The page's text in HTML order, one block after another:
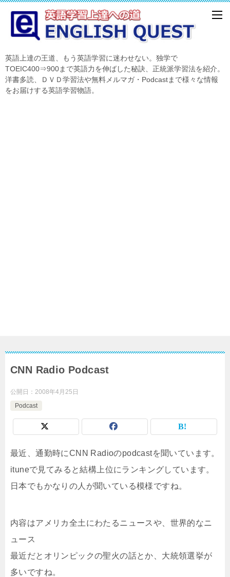
英語上達の王道、もう英語学習に迷わせない。独学で
TOEIC400⇒900まで英語力を伸ばした秘訣、正統派学習法を紹介。
洋書多読、ＤＶＤ学習法や無料メルマガ・Podcastまで様々な情報
をお届けする英語学習物語。
CNN Radio Podcast
公開日： 2008年4月25日
Podcast
最近、通勤時にCNN Radioのpodcastを聞いています。
ituneで見てみると結構上位にランキングしています。
日本でもかなりの人が聞いている模様ですね。
内容はアメリカ全土にわたるニュースや、世界的なニ
ュース
最近だとオリンピックの聖火の話とか、大統領選挙が
多いですね。